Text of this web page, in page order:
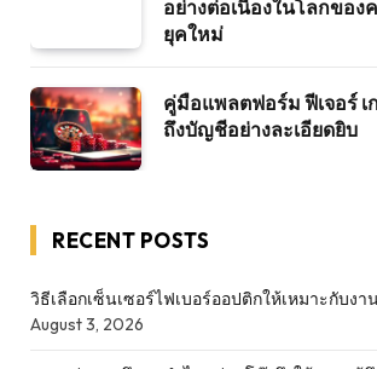
อย่างต่อเนื่องในโลกขอ
ยุคใหม่
คู่มือแพลตฟอร์ม ฟีเจอร์ เ
ถึงบัญชีอย่างละเอียดยิบ
RECENT POSTS
วิธีเลือกเซ็นเซอร์ไฟเบอร์ออปติกให้เหมาะกับง
August 3, 2026